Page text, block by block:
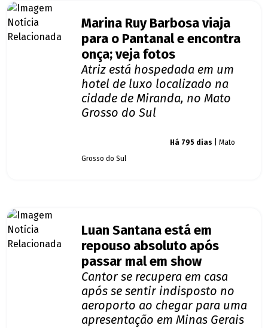
Marina Ruy Barbosa viaja
para o Pantanal e encontra
onça; veja fotos
Atriz está hospedada em um
hotel de luxo localizado na
cidade de Miranda, no Mato
Grosso do Sul
Há 795 dias | Mato
Grosso do Sul
Luan Santana está em
repouso absoluto após
passar mal em show
Cantor se recupera em casa
após se sentir indisposto no
aeroporto ao chegar para uma
apresentação em Minas Gerais